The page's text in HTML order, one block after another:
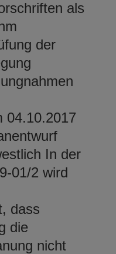
als
der
04.10.2017
In der
01/2 wird
dass
die
nicht